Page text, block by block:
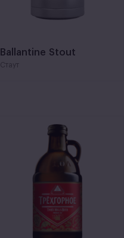
Ballantine Stout
Стаут